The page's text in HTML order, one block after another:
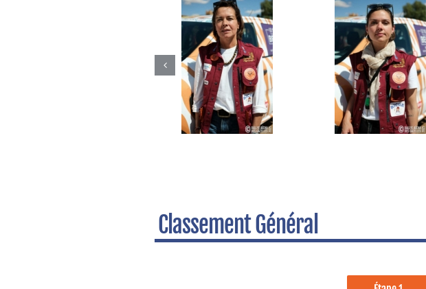
Classement Général